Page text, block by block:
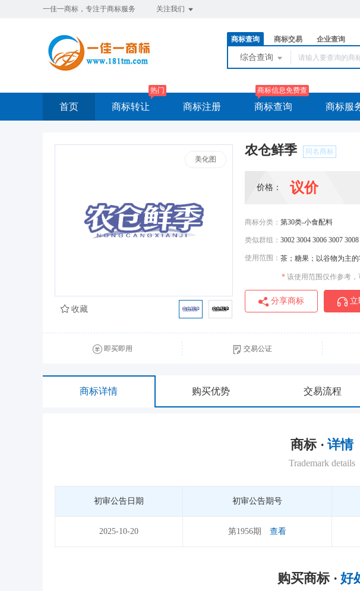
一佳一商标，专注于商标服务 关注我们
商标查询 商标交易 企业查询
综合查询
首页 商标转让
热门
商标注册 商标查询
商标信息免费查
商标服
美化图
农仓鲜季 同名商标
价格： 议价
商标分类： 第30类-小食配料
类似群组： 3002 3004 3006 3007
使用范围： 茶；糖果；以谷物为主
* 该使用范围仅作参考
分享商标
立
收藏
即买即用 交易公证
商标详情 购买优势 交易流程
商标 · 详情
Trademark details
初审公告日期 初审公告期号
2025-10-20 第1956期 查看
购买商标 · 好